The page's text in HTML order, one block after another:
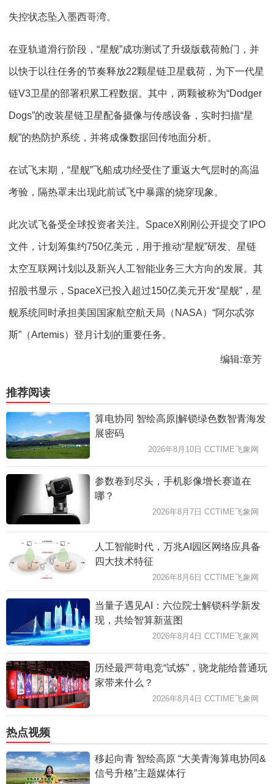
失控状态坠入墨西哥湾。
在亚轨道滑行阶段，“星舰”成功测试了升级版载荷舱门，并
以快于以往任务的节奏释放22颗星链卫星载荷，为下一代星
链V3卫星的部署积累工程数据。其中，两颗被称为“Dodger
Dogs”的改装星链卫星配备摄像与传感设备，实时扫描“星
舰”的热防护系统，并将成像数据回传地面分析。
在试飞末期，“星舰”飞船成功经受住了重返大气层时的高温
考验，隔热罩未出现此前试飞中暴露的烧穿现象。
此次试飞备受全球投资者关注。SpaceX刚刚公开提交了IPO
文件，计划筹集约750亿美元，用于推动“星舰”研发、星链
太空互联网计划以及新兴人工智能业务三大方向的发展。其
招股书显示，SpaceX已投入超过150亿美元开发“星舰”，星
舰系统同时承担美国国家航空航天局（NASA）“阿尔忒弥
斯”（Artemis）登月计划的重要任务。
编辑:章芳
推荐阅读
算电协同 智绘高原|解锁绿色数智青海发
展密码
2026年8月10日 CCTIME飞象网
参数卷到尽头，手机影像增长赛道在
哪？
2026年8月7日 CCTIME飞象网
人工智能时代，万兆AI园区网络应具备
四大技术特征
2026年8月6日 CCTIME飞象网
当量子遇见AI：六位院士解锁科学新发
现，共绘智算新蓝图
2026年8月4日 CCTIME飞象网
历经最严苛电竞“试炼”，骁龙能给普通玩
家带来什么？
2026年8月4日 CCTIME飞象网
热点视频
移起向青 智绘高原 “大美青海算电协同&
信号升格”主题媒体行